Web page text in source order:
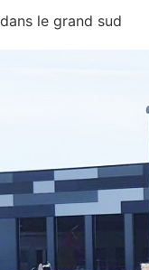
dans le grand sud